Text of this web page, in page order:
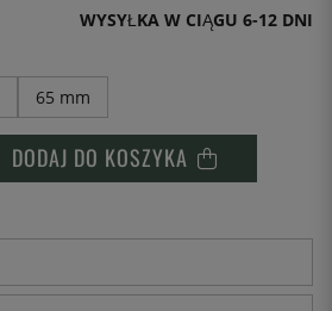
WYSYŁKA W CIĄGU 6-12 DNI
65 mm
DODAJ DO KOSZYKA